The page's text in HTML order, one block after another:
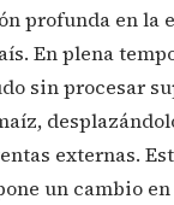
profunda en la
En plena
sin procesar
externas.
un cambio